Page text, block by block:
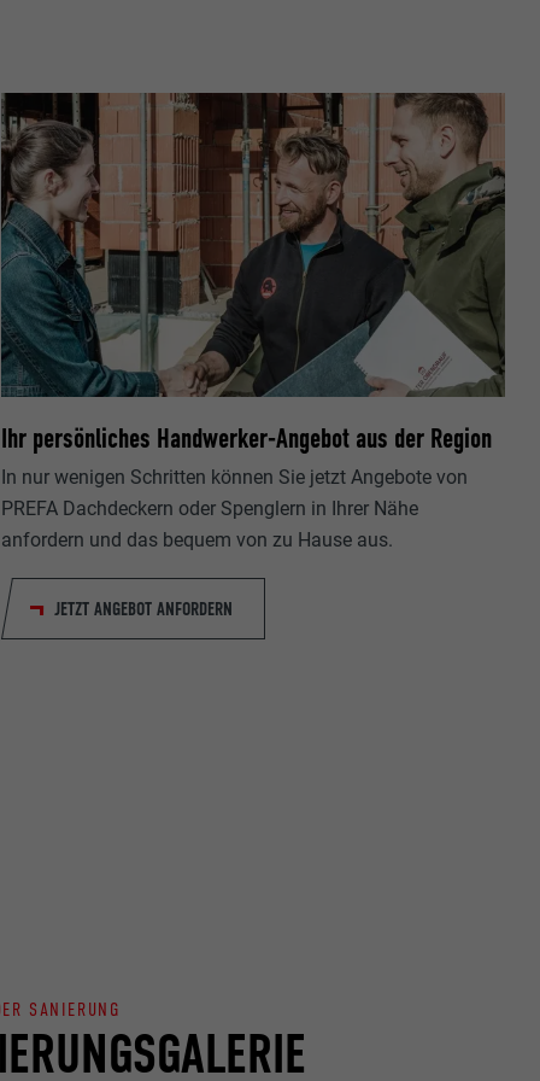
Ihr persönliches Handwerker-Angebot aus der Region
In nur wenigen Schritten können Sie jetzt Angebote von
PREFA Dachdeckern oder Spenglern in Ihrer Nähe
anfordern und das bequem von zu Hause aus.
JETZT ANGEBOT ANFORDERN
SANIERUNG
Extension.
Daten
von
Websites
von
Sie